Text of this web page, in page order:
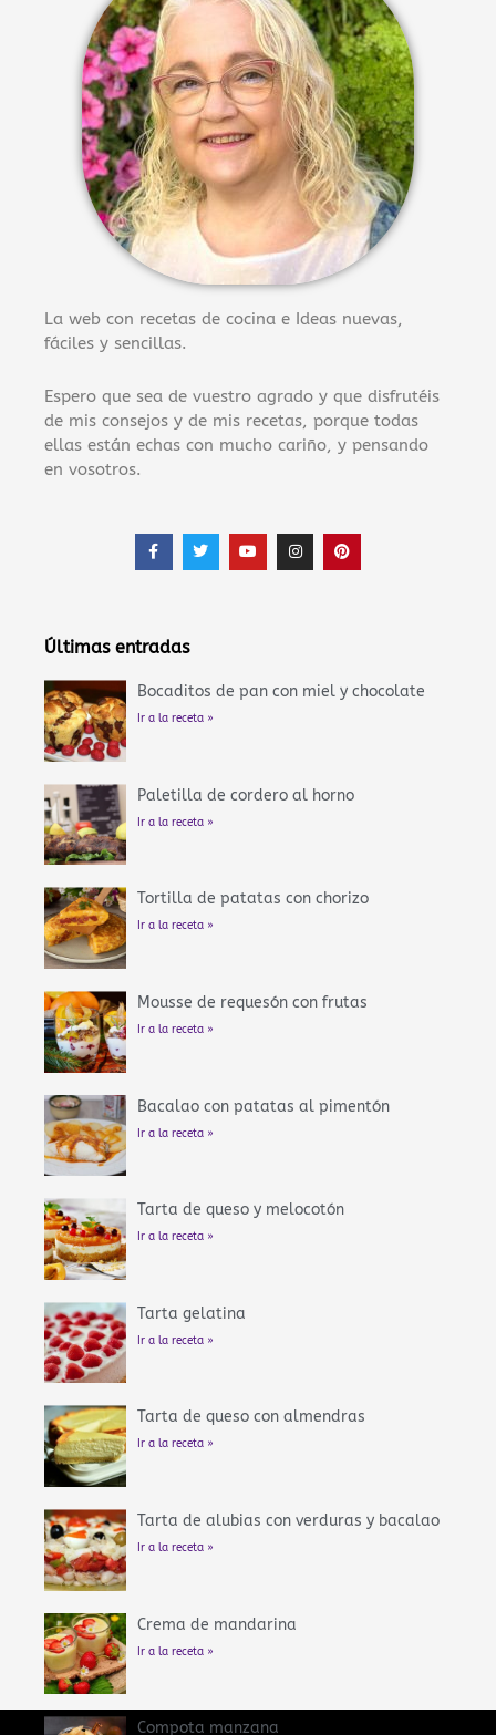
La web con recetas de cocina e Ideas nuevas,
fáciles y sencillas.
Espero que sea de vuestro agrado y que disfrutéis
de mis consejos y de mis recetas, porque todas
ellas están echas con mucho cariño, y pensando
en vosotros.
F
a
c
k
T
w
i
Y
o
u
I
n
s
P
i
n
Últimas entradas
Bocaditos de pan con miel y chocolate
Ir a la receta »
Paletilla de cordero al horno
Ir a la receta »
Tortilla de patatas con chorizo
Ir a la receta »
Mousse de requesón con frutas
Ir a la receta »
Bacalao con patatas al pimentón
Ir a la receta »
Tarta de queso y melocotón
Ir a la receta »
Tarta gelatina
Ir a la receta »
Tarta de queso con almendras
Ir a la receta »
Tarta de alubias con verduras y bacalao
Ir a la receta »
Crema de mandarina
Ir a la receta »
Compota manzana